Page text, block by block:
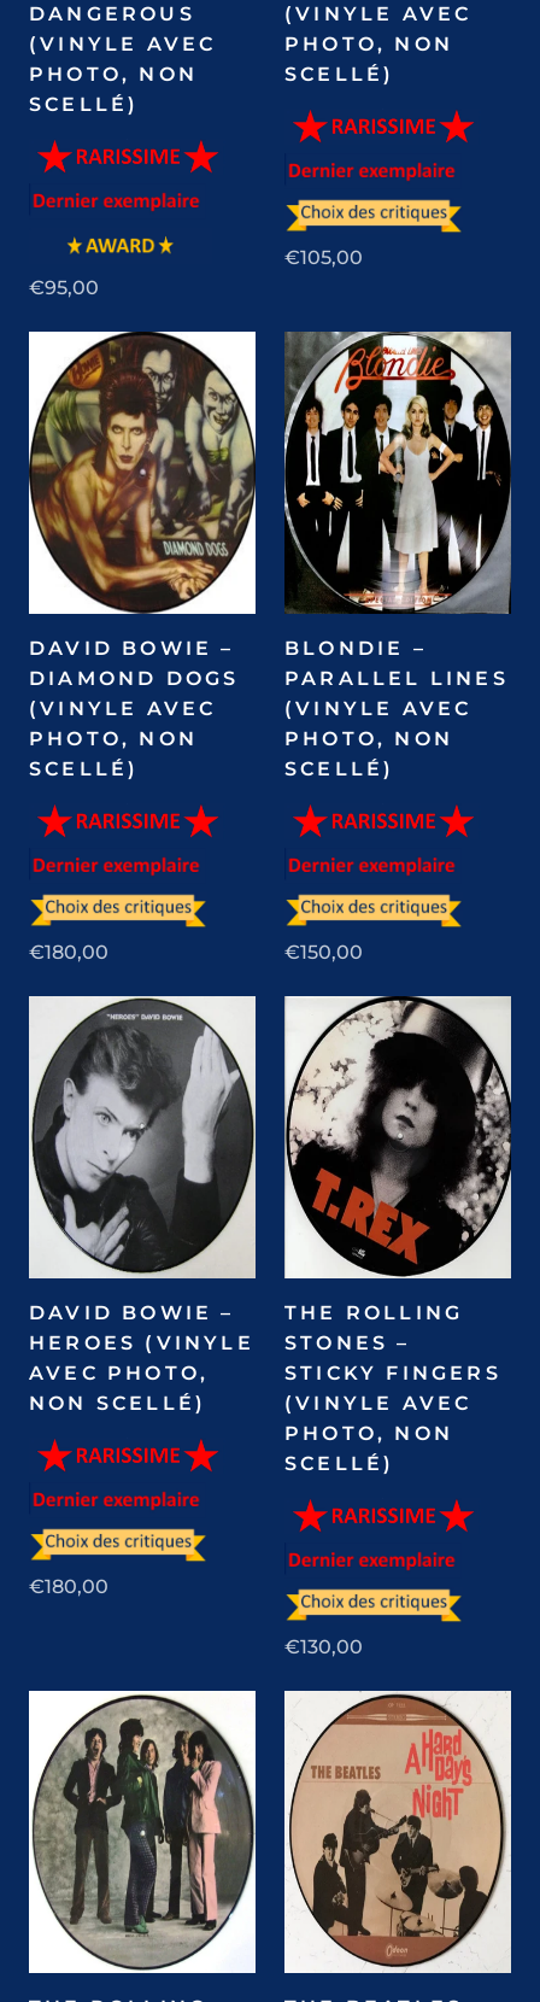
DANGEROUS
(VINYLE AVEC
PHOTO, NON
SCELLÉ)
€95,00
(VINYLE AVEC
PHOTO, NON
SCELLÉ)
€105,00
DAVID BOWIE –
DIAMOND DOGS
(VINYLE AVEC
PHOTO, NON
SCELLÉ)
€180,00
BLONDIE –
PARALLEL LINES
(VINYLE AVEC
PHOTO, NON
SCELLÉ)
€150,00
DAVID BOWIE –
HEROES (VINYLE
AVEC PHOTO,
NON SCELLÉ)
€180,00
THE ROLLING
STONES –
STICKY FINGERS
(VINYLE AVEC
PHOTO, NON
SCELLÉ)
€130,00